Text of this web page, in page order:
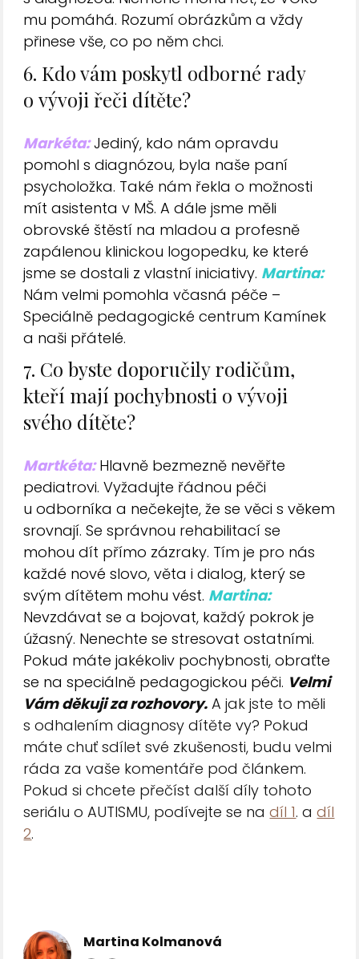
mu pomáhá. Rozumí obrázkům a vždy
přinese vše, co po něm chci.
6. Kdo vám poskytl odborné rady
o vývoji řeči dítěte?
Markéta:Jediný, kdo nám opravdu
pomohl s diagnózou, byla naše paní
psycholožka. Také nám řekla o možnosti
mít asistenta v MŠ. A dále jsme měli
obrovské štěstí na mladou a profesně
zapálenou klinickou logopedku, ke které
jsme se dostali z vlastní iniciativy. Martina:
Nám velmi pomohla včasná péče –
Speciálně pedagogické centrum Kamínek
a naši přátelé.
7. Co byste doporučily rodičům,
kteří mají pochybnosti o vývoji
svého dítěte?
Martkéta:Hlavně bezmezně nevěřte
pediatrovi. Vyžadujte řádnou péči
u odborníka a nečekejte, že se věci s věkem
srovnají. Se správnou rehabilitací se
mohou dít přímo zázraky. Tím je pro nás
každé nové slovo, věta i dialog, který se
svým dítětem mohu vést. Martina:
Nevzdávat se a bojovat, každý pokrok je
úžasný. Nenechte se stresovat ostatními.
Pokud máte jakékoliv pochybnosti, obraťte
se na speciálně pedagogickou péči. Velmi
Vám děkuji za rozhovory. A jak jste to měli
s odhalením diagnosy dítěte vy? Pokud
máte chuť sdílet své zkušenosti, budu velmi
ráda za vaše komentáře pod článkem.
Pokud si chcete přečíst další díly tohoto
seriálu o AUTISMU, podívejte se nadíl 1. adíl
2.
Martina Kolmanová